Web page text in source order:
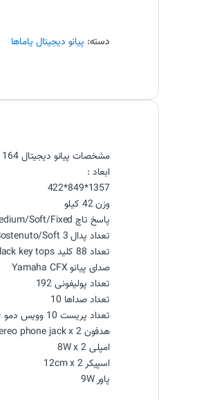
دسته: پیانو دیجیتال یاماها
مشخصات پیانو دیجیتال 164
ابعاد :
1357*849*422
وزن 42 کیلو
پاسخ تاچ Hard/Medium/Soft/Fixed
تعداد پدال 3 Damper/Sostenuto/Soft
تعداد 88 کلید GHS keyboard with matte black key tops با سه پدال
صدای پیانو Yamaha CFX
تعداد پولیفونی 192
تعداد صداها 10
تعداد پریست 10 وویس دمو – 50 گلاسیک
هدفون Standard stereo phone jack x 2
امپلی 8W x 2
اسپیکر 12cm x 2
پاور 9W